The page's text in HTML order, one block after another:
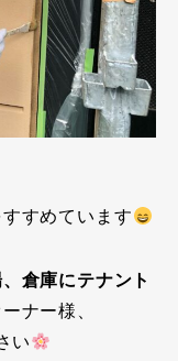
すめています
倉庫にテナント
ナー様、
い